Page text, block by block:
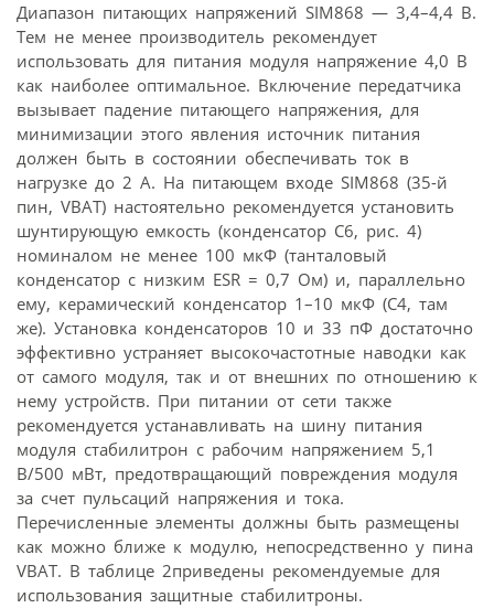
Диапазон питающих напряжений SIM868 — 3,4–4,4 В.
Тем не менее производитель рекомендует
использовать для питания модуля напряжение 4,0 В
как наиболее оптимальное. Включение передатчика
вызывает падение питающего напряжения, для
минимизации этого явления источник питания
должен быть в состоянии обеспечивать ток в
нагрузке до 2 А. На питающем входе SIM868 (35-й
пин, VBAT) настоятельно рекомендуется установить
шунтирующую емкость (конденсатор С6, рис. 4)
номиналом не менее 100 мкФ (танталовый
конденсатор с низким ESR = 0,7 Ом) и, параллельно
ему, керамический конденсатор 1–10 мкФ (С4, там
же). Установка конденсаторов 10 и 33 пФ достаточно
эффективно устраняет высокочастотные наводки как
от самого модуля, так и от внешних по отношению к
нему устройств. При питании от сети также
рекомендуется устанавливать на шину питания
модуля стабилитрон с рабочим напряжением 5,1
В/500 мВт, предотвращающий повреждения модуля
за счет пульсаций напряжения и тока.
Перечисленные элементы должны быть размещены
как можно ближе к модулю, непосредственно у пина
VBAT. В таблице 2приведены рекомендуемые для
использования защитные стабилитроны.